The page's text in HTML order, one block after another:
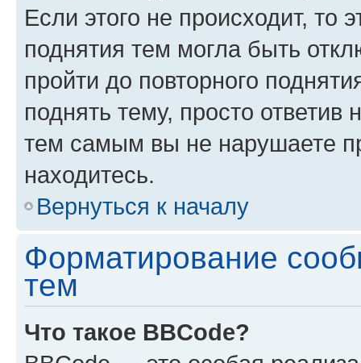
Если этого не происходит, то
поднятия тем могла быть
пройти до повторного
поднять тему, просто ответив
тем самым вы не нарушаете
находитесь.
Вернуться к началу
Форматирование
тем
Что такое BBCode?